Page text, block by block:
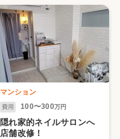
マンション
費用 100〜300万円
隠れ家的ネイルサロンへ
店舗改修！